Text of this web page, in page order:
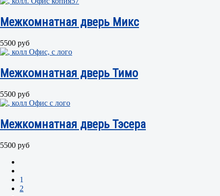
Межкомнатная дверь Микс
5500 руб
Межкомнатная дверь Тимо
5500 руб
Межкомнатная дверь Тэсера
5500 руб
1
2